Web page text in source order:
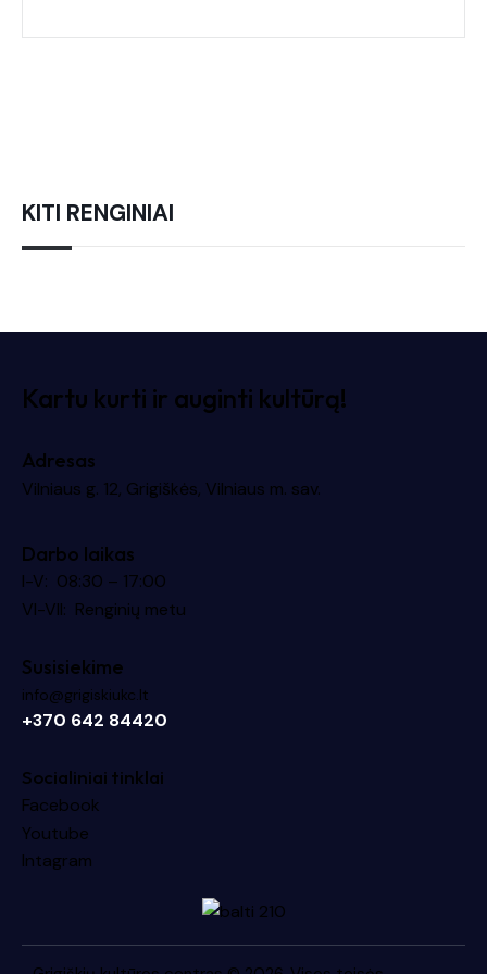
KITI RENGINIAI
Kartu kurti ir auginti kultūrą!
Adresas
Vilniaus g. 12, Grigiškės, Vilniaus m. sav.
Darbo laikas
I-V: 08:30 – 17:00
VI-VII: Renginių metu
Susisiekime
info@grigiskiukc.lt
+370 642 84420
Socialiniai tinklai
Facebook
Youtube
Intagram